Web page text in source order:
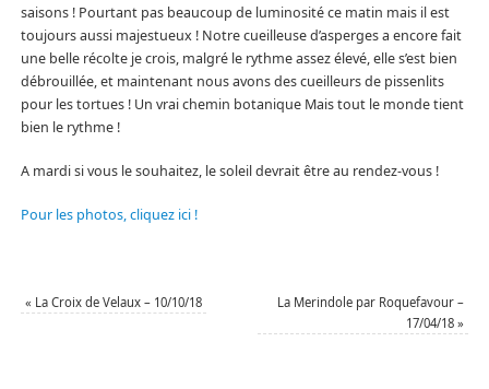
saisons ! Pourtant pas beaucoup de luminosité ce matin mais il est
toujours aussi majestueux ! Notre cueilleuse d’asperges a encore fait
une belle récolte je crois, malgré le rythme assez élevé, elle s’est bien
débrouillée, et maintenant nous avons des cueilleurs de pissenlits
pour les tortues ! Un vrai chemin botanique Mais tout le monde tient
bien le rythme !
A mardi si vous le souhaitez, le soleil devrait être au rendez-vous !
Pour les photos, cliquez ici !
« La Croix de Velaux – 10/10/18
La Merindole par Roquefavour –
17/04/18»